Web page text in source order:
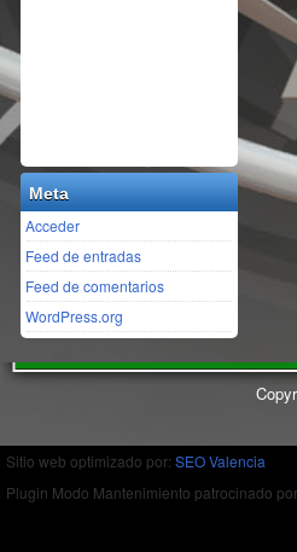
Meta
Acceder
Feed de entradas
Feed de comentarios
WordPress.org
Sitio web optimizado por: SEO Valencia
Plugin Modo Mantenimiento patrocinado